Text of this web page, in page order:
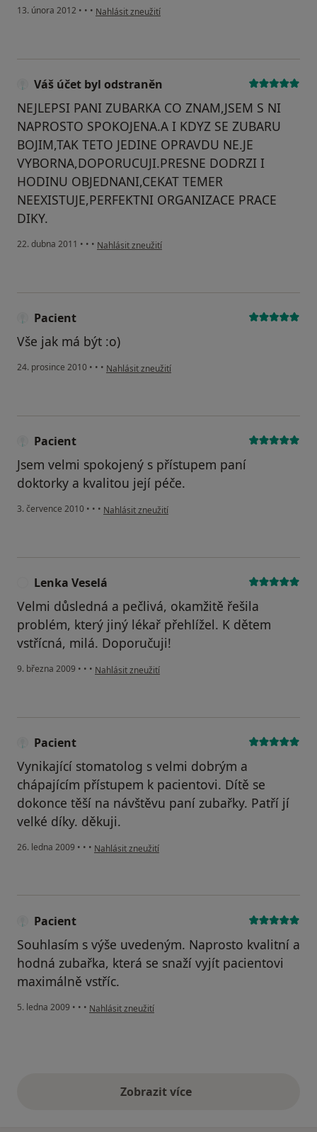
13. února 2012 • • • podle názoru uživatele Váš účet byl odstraněn
Nahlásit zneužití
Váš účet byl odstraněn
NEJLEPSI PANI ZUBARKA CO ZNAM,JSEM S NI
NAPROSTO SPOKOJENA.A I KDYZ SE ZUBARU
BOJIM,TAK TETO JEDINE OPRAVDU NE.JE
VYBORNA,DOPORUCUJI.PRESNE DODRZI I
HODINU OBJEDNANI,CEKAT TEMER
NEEXISTUJE,PERFEKTNI ORGANIZACE PRACE
DIKY.
22. dubna 2011 • • • podle názoru uživatele Váš účet byl odstraněn
Nahlásit zneužití
Pacient
Vše jak má být :o)
24. prosince 2010 • • • podle názoru uživatele Pacient
Nahlásit zneužití
Pacient
Jsem velmi spokojený s přístupem paní
doktorky a kvalitou její péče.
3. července 2010 • • • podle názoru uživatele Pacient
Nahlásit zneužití
Lenka Veselá
Velmi důsledná a pečlivá, okamžitě řešila
problém, který jiný lékař přehlížel. K dětem
vstřícná, milá. Doporučuji!
9. března 2009 • • • podle názoru uživatele Lenka Veselá
Nahlásit zneužití
Pacient
Vynikající stomatolog s velmi dobrým a
chápajícím přístupem k pacientovi. Dítě se
dokonce těší na návštěvu paní zubařky. Patří jí
velké díky. děkuji.
26. ledna 2009 • • • podle názoru uživatele Pacient
Nahlásit zneužití
Pacient
Souhlasím s výše uvedeným. Naprosto kvalitní a
hodná zubařka, která se snaží vyjít pacientovi
maximálně vstříc.
5. ledna 2009 • • • podle názoru uživatele Pacient
Nahlásit zneužití
Zobrazit vícevýše uvedené názory